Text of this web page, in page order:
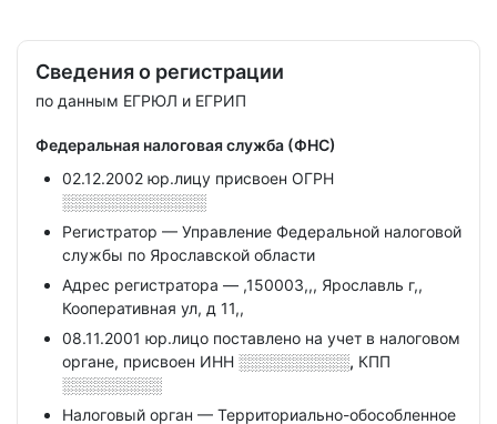
Сведения о регистрации
по данным ЕГРЮЛ и ЕГРИП
Федеральная налоговая служба (ФНС)
02.12.2002 юр.лицу присвоен ОГРН
░░░░░░░░░░░░░
Регистратор — Управление Федеральной налоговой
службы по Ярославской области
Адрес регистратора — ,150003,,, Ярославль г,,
Кооперативная ул, д 11,,
08.11.2001 юр.лицо поставлено на учет в налоговом
органе, присвоен ИНН ░░░░░░░░░░, КПП
░░░░░░░░░
Налоговый орган — Территориально-обособленное